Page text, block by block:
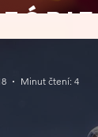
Minut čtení: 4